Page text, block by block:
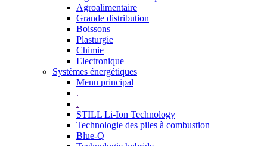
Agroalimentaire
Grande distribution
Boissons
Plasturgie
Chimie
Electronique
Systèmes énergétiques
Menu principal
.
.
STILL Li-Ion Technology
Technologie des piles à combustion
Blue-Q